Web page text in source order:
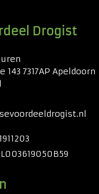
Drogist
143 7317AP Apeldoorn